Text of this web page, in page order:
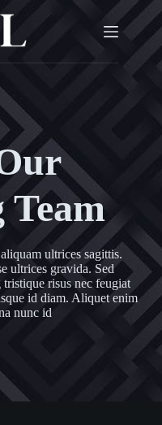
Team
ultrices sagittis.
ultrices gravida. Sed
risus nec feugiat
id diam. Aliquet enim
nunc id